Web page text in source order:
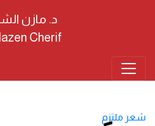
د. مازن
Cherif
شعر ملتزم